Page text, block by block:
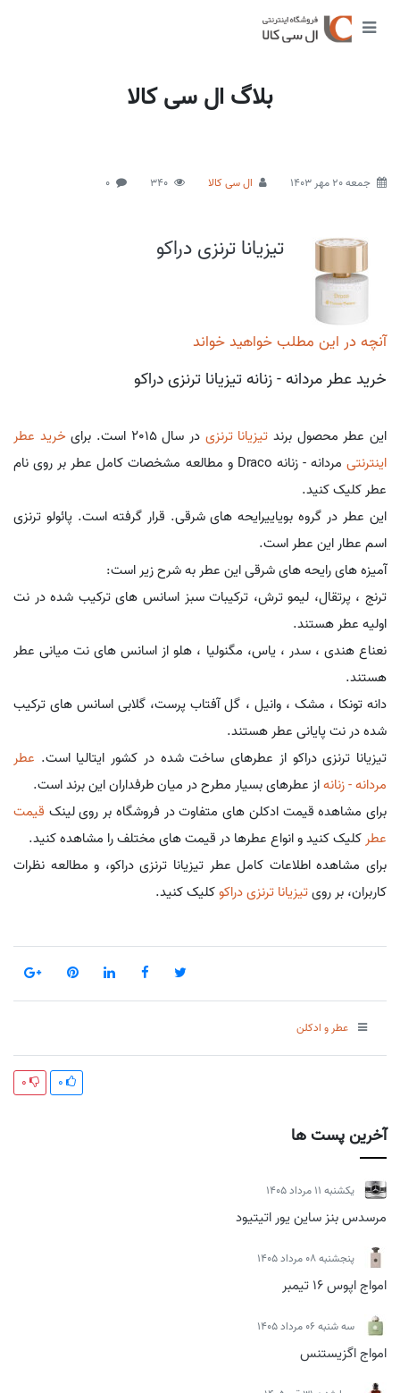
بلاگ ال سی کالا
آخرین پست ها
يكشنبه 11 مرداد 1405
مرسدس بنز ساین یور اتیتیود
پنجشنبه 08 مرداد 1405
امواج اپوس 16 تیمبر
سه شنبه 06 مرداد 1405
امواج اگزیستنس
جمعه 20 مهر 1403 ال سی کالا 340
0
تیزیانا ترنزی دراکو
آنچه در این مطلب خواهید خواند
خرید عطر مردانه - زنانه تیزیانا ترنزی دراکو
این عطر محصول برند تیزیانا ترنزی در سال 2015 است. برای
خرید عطر
اینترنتی
مردانه - زنانه Draco و مطالعه مشخصات کامل عطر بر روی نام
عطر کلیک کنید.
این عطر در گروه بویاییرایحه های شرقی. قرار گرفته است. پائولو ترنزی
اسم عطار این عطر است.
آمیزه های رایحه های شرقی این عطر به شرح زیر است:
ترنج ، پرتقال، لیمو ترش، ترکیبات سبز اسانس های ترکیب شده در نت
اولیه عطر هستند.
نعناع هندی ، سدر ، یاس، مگنولیا ، هلو از اسانس های نت میانی عطر
هستند.
دانه تونکا ، مشک ، وانیل ، گل آفتاب پرست، گلابی اسانس های ترکیب
شده در نت پایانی عطر هستند.
تیزیانا ترنزی دراکو از عطرهای ساخت شده در کشور ایتالیا است. عطر
مردانه - زنانهاز عطرهای بسیار مطرح در میان طرفداران این برند است.
برای مشاهده قیمت ادکلن های متفاوت در فروشگاه بر روی لینک قیمت
عطر کلیک کنید و انواع عطرها در قیمت های مختلف را مشاهده کنید.
برای مشاهده اطلاعات کامل عطر تیزیانا ترنزی دراکو، و مطالعه نظرات
کاربران، بر رویتیزیانا ترنزی دراکوکلیک کنید.
عطر و ادکلن